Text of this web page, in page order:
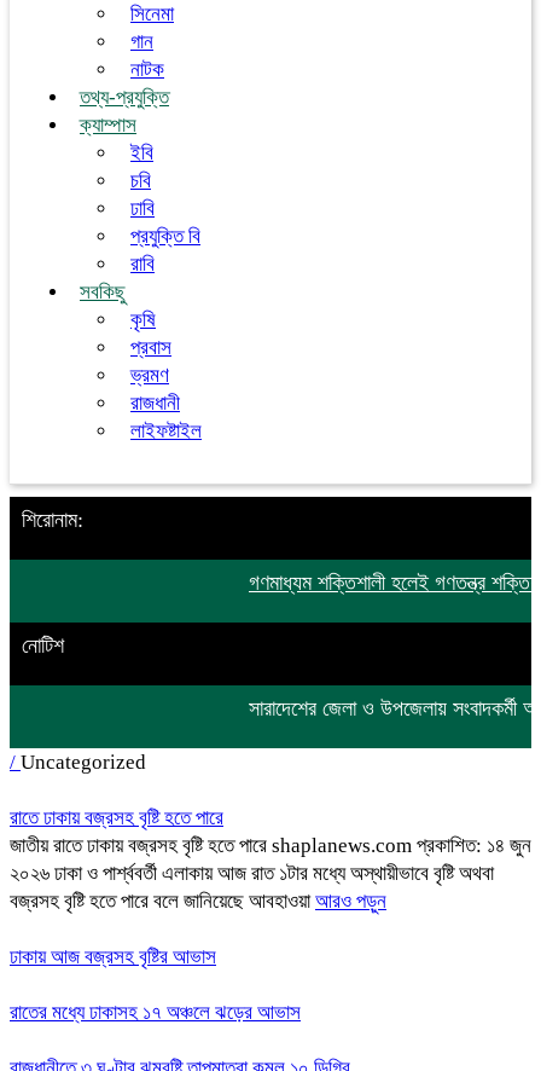
সিনেমা
গান
নাটক
তথ্য-প্রযুক্তি
ক্যাম্পাস
ইবি
চবি
ঢাবি
প্রযুক্তি বি
রাবি
সবকিছু
কৃষি
প্রবাস
ভ্রমণ
রাজধানী
লাইফষ্টাইল
শিরোনাম:
গণমাধ্যম শক্তিশালী হলেই গণতন্ত্র
নোটিশ
সারাদেশের জেলা ও উপজেলায়
/ Uncategorized
রাতে ঢাকায় বজ্রসহ বৃষ্টি হতে পারে
জাতীয় রাতে ঢাকায় বজ্রসহ বৃষ্টি হতে পারে shaplanews.com প্রকাশিত: ১৪ জুন
২০২৬ ঢাকা ও পার্শ্ববর্তী এলাকায় আজ রাত ১টার মধ্যে অস্থায়ীভাবে বৃষ্টি অথবা
বজ্রসহ বৃষ্টি হতে পারে বলে জানিয়েছে আবহাওয়াআরও পড়ুন
ঢাকায় আজ বজ্রসহ বৃষ্টির আভাস
রাতের মধ্যে ঢাকাসহ ১৭ অঞ্চলে ঝড়ের আভাস